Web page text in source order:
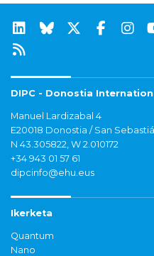
DIPC - Donostia
Manuel Lardizabal 4
E20018 Donostia / San
N 43.305822, W 2.010172
+34 943 01 57 61
dipcinfo@ehu.eus
Ikerketa
Quantum
Nano